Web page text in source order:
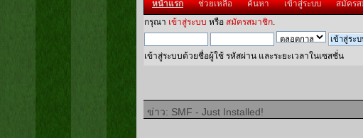
หน้าแรก ช่วยเหลือ ค้นหา เข้าสู่ระบบ สมัคร
กรุณา เข้าสู่ระบบ หรือ สมัครสมาชิก.
เข้าสู่ระบบด้วยชื่อผู้ใช้ รหัสผ่าน และระยะเวลาในเซสชั่น
ข่าว: SMF - Just Installed!